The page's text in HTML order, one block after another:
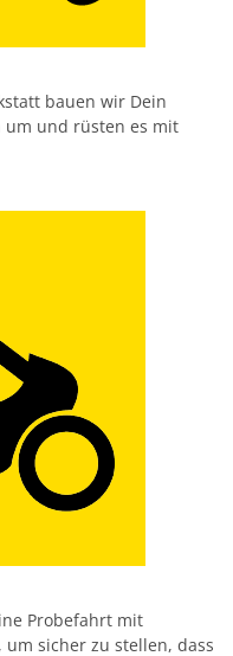
bauen wir Dein
um und rüsten es mit
Probefahrt mit
sicher zu stellen, dass